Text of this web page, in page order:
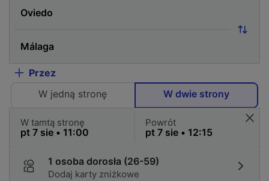
Przez
W jedną stronę
W dwie strony
W tamtą stronę Powrót
1 osoba dorosła (26-59)
Dodaj karty zniżkowe